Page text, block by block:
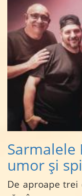
Sarmalele
umor și
De aproape trei